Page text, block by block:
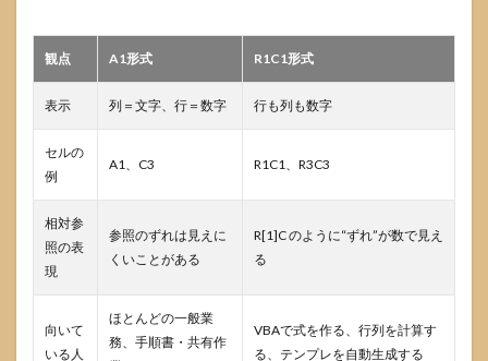
再発
イミ
グ”を
切り
分け
る
8.3
で扱
うな
観点 A1形式 R1C1形式
表示 列＝文字、行＝数字 行も列も数字
セルの
例
A1、C3 R1C1、R3C3
相対参
照の表
現
参照のずれは見えに
くいことがある
R[1]C のように“ずれ”が数で見え
る
向いて
いる人
ほとんどの一般業
務、手順書・共有作
VBAで式を作る、行列を計算す
る、テンプレを自動生成する